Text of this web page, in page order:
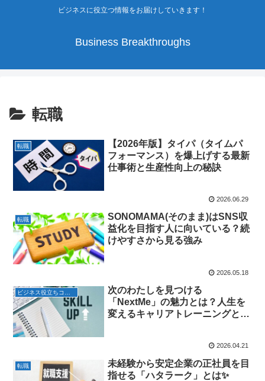
ビジネスに役立つ情報をお届けしていきます！
Business Breakthroughs
転職
転職
【2026年版】タイパ（タイムパ
フォーマンス）を爆上げする最新
仕事術と生産性向上の秘訣
2026.06.29
転職
SONOMAMA(そのまま)はSNS収
益化を目指す人に向いている？続
けやすさから見る強み
2026.05.18
ビジネス役立ちコラム
次のわたしを見つける
「NextMe」の魅力とは？人生を
変えるキャリアトレーニングと生
2026.04.21
転職
未経験から安定企業の正社員を目
指せる「ハタラーク」とは✨